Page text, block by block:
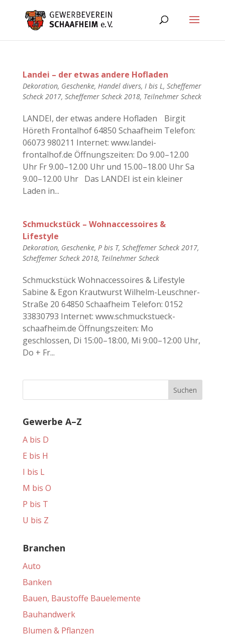
Landei – der etwas andere Hofladen
Dekoration, Geschenke, Handel divers, I bis L, Scheffemer
Scheck 2017, Scheffemer Scheck 2018, Teilnehmer Scheck
LANDEI, der etwas andere Hofladen Birgit
Höreth Frontalhof 64850 Schaafheim Telefon:
06073 980211 Internet: www.landei-
frontalhof.de Öffnungszeiten: Do 9.00–12.00
Uhr Fr 9.00–12.00 Uhr und 15.00–18.00 Uhr Sa
9.00–12.00 Uhr Das LANDEI ist ein kleiner
Laden in...
Schmuckstück – Wohnaccessoires &
Lifestyle
Dekoration, Geschenke, P bis T, Scheffemer Scheck 2017,
Scheffemer Scheck 2018, Teilnehmer Scheck
Schmuckstück Wohnaccessoires & Lifestyle
Sabine & Egon Krautwurst Wilhelm-Leuschner-
Straße 20 64850 Schaafheim Telefon: 0152
33830793 Internet: www.schmuckstueck-
schaafheim.de Öffnungszeiten: Mo
geschlossen, Di 15:00–18:00, Mi 9:00–12:00 Uhr,
Do + Fr...
Gewerbe A–Z
A bis D
E bis H
I bis L
M bis O
P bis T
U bis Z
Branchen
Auto
Banken
Bauen, Baustoffe Bauelemente
Bauhandwerk
Blumen & Pflanzen